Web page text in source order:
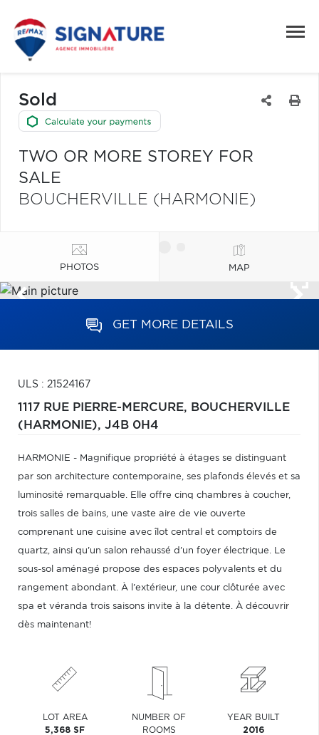
Sold
TWO OR MORE STOREY FOR
SALE
BOUCHERVILLE (HARMONIE)
PHOTOS MAP
GET MORE DETAILS
ULS : 21524167
1117 RUE PIERRE-MERCURE, BOUCHERVILLE
(HARMONIE), J4B 0H4
HARMONIE - Magnifique propriété à étages se distinguant
par son architecture contemporaine, ses plafonds élevés et sa
luminosité remarquable. Elle offre cinq chambres à coucher,
trois salles de bains, une vaste aire de vie ouverte
comprenant une cuisine avec îlot central et comptoirs de
quartz, ainsi qu'un salon rehaussé d'un foyer électrique. Le
sous-sol aménagé propose des espaces polyvalents et du
rangement abondant. À l'extérieur, une cour clôturée avec
spa et véranda trois saisons invite à la détente. À découvrir
dès maintenant!
LOT AREA
5,368 SF
NUMBER OF
ROOMS
YEAR BUILT
2016